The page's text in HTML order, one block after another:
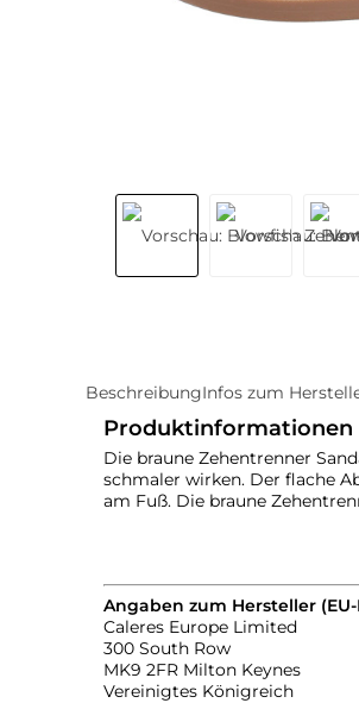
BeschreibungInfos zum
Produktinformationen
Die braune Zehentrenner
schmaler wirken. Der flache
am Fuß. Die braune
Angaben zum Hersteller
Caleres Europe Limited
300 South Row
MK9 2FR Milton Keynes
Vereinigtes Königreich